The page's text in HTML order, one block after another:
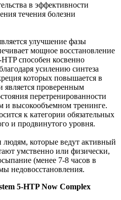
в эффективности
течения болезни
улучшение фазы
мощное восстановление
способен косвенно
усилению синтеза
которых повышается в
является проверенным
перетренированности
и высокообъемном тренинге.
к категории обязательных
и продвинутого уровня.
людям, которые ведут активный
умственно или физически,
(менее 7-8 часов в
недовосстановления.
5-HTP Now Complex